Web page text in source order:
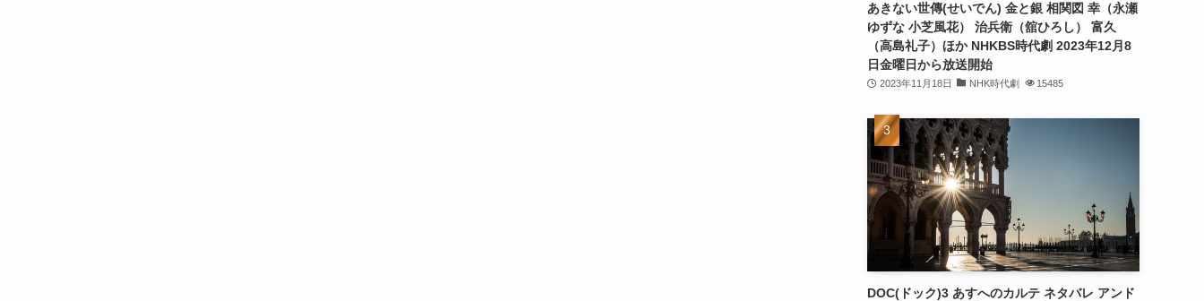
あきない世傳(せいでん) 金と銀 相関図 幸（永瀬
ゆずな 小芝風花） 治兵衛（舘ひろし） 富久
（高島礼子）ほか NHKBS時代劇 2023年12月8
日金曜日から放送開始
2023年11月18日 NHK時代劇 15485
DOC(ドック)3 あすへのカルテ ネタバレ アンド